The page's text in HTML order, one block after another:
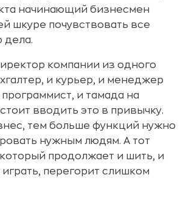
начинающий бизнесмен
шкуре почувствовать все
дела.
компании из одного
и курьер, и менеджер
и тамада на
вводить это в привычку.
тем больше функций нужно
нужным людям. А тот
продолжает и шить, и
перегорит слишком